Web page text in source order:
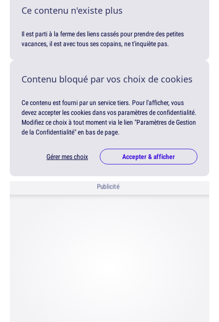
Ce contenu n'existe plus
Il est parti à la ferme des liens cassés pour prendre des petites
vacances, il est avec tous ses copains, ne t'inquiète pas.
Contenu bloqué par vos choix de cookies
Ce contenu est fourni par un service tiers. Pour l'afficher, vous
devez accepter les cookies dans vos paramètres de confidentialité.
Modifiez ce choix à tout moment via le lien "Paramètres de Gestion
de la Confidentialité" en bas de page.
Gérer mes choix Accepter & afficher
Publicité